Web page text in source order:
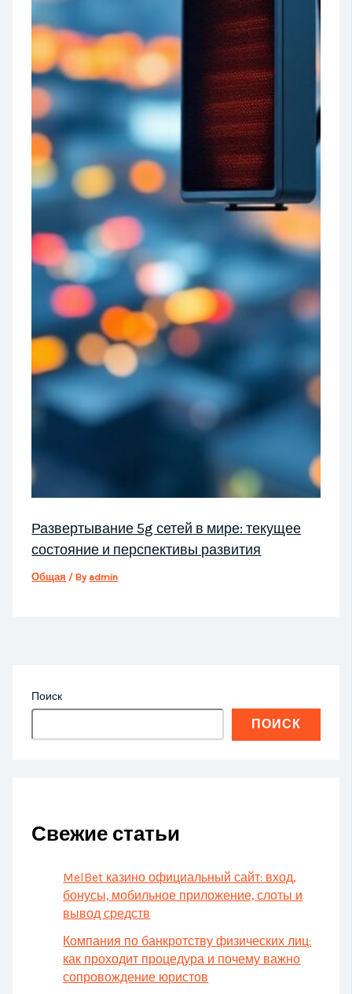
Развертывание 5g сетей в мире: текущее
состояние и перспективы развития
Общая / By admin
Поиск
ПОИСК
Свежие статьи
MelBet казино официальный сайт: вход,
бонусы, мобильное приложение, слоты и
вывод средств
Компания по банкротству физических лиц:
как проходит процедура и почему важно
сопровождение юристов